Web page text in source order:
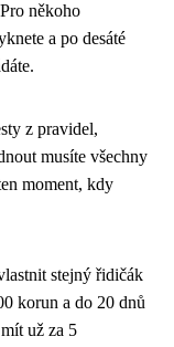
někoho
a po desáté
z pravidel,
musíte všechny
moment, kdy
stejný řidičák
korun a do 20 dnů
už za 5